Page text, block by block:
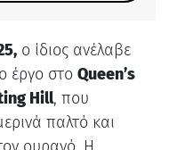
ο ίδιος ανέλαβε
έργο στο Queen’s
Hill, που
παλτό και